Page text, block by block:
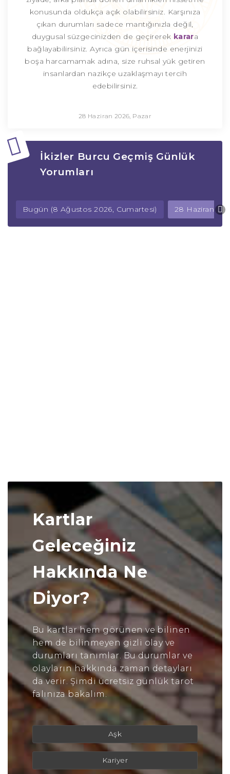
konusunda oldukça açık olabilirsiniz. Karşınıza
çıkan durumları sadece mantığınızla değil,
duygusal süzgecinizden de geçirerek karara
bağlayabilirsiniz. Ayrıca gün içerisinde enerjinizi
boşa harcamamak adına, size ruhsal yük getiren
insanlardan nazikçe uzaklaşmayı tercih
edebilirsiniz.
28 Haziran 2026, Pazar
İkizler Burcu Geçmiş Günlük
Yorumları
Bugün (8 Ağustos 2026, Cumartesi) 28 Haziran
Kartlar
Geleceğiniz
Hakkında Ne
Diyor?
Bu kartlar hem görünen ve bilinen
hem de bilinmeyen gizli olay ve
durumları tanımlar. Bu durumlar ve
olayların hakkında zaman detayları
da verir. Şimdi ücretsiz günlük tarot
falınıza bakalım.
Aşk
Kariyer